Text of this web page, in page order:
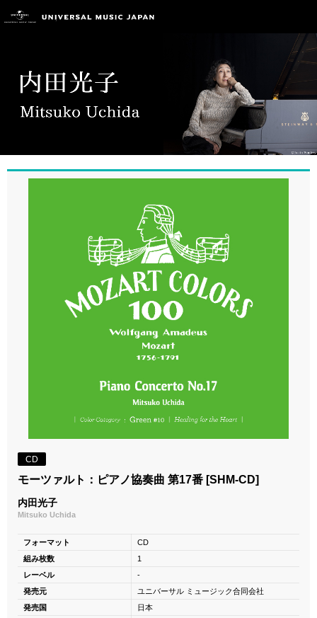
CD
モーツァルト：ピアノ協奏曲 第17番 [SHM-CD]
内田光子
Mitsuko Uchida
フォーマット
CD
組み枚数
1
レーベル
-
発売元
ユニバーサル ミュージック合同会社
発売国
日本